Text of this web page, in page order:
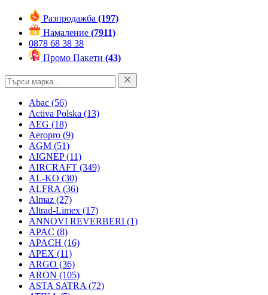
Разпродажба (197)
Намаление (7911)
0878 68 38 38
Промо Пакети (43)
Abac (56)
Activa Polska (13)
AEG (18)
Aeropro (9)
AGM (51)
AIGNEP(11)
AIRCRAFT (349)
AL-KO (30)
ALFRA (36)
Almaz (27)
Altrad-Limex (17)
ANNOVI REVERBERI (1)
APAC (8)
APACH (16)
APEX (11)
ARGO (36)
ARON (105)
ASTA SATRA (72)